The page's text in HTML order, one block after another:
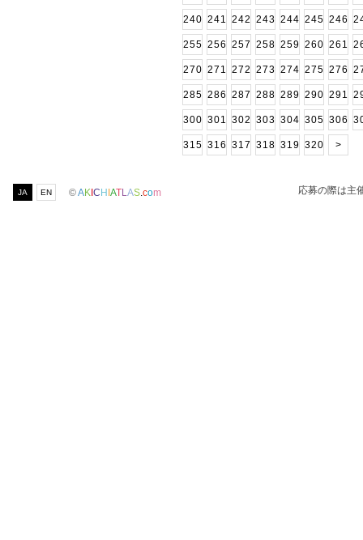
240 241 242 243 244 245 246
255 256 257 258 259 260 261
270 271 272 273 274 275 276
285 286 287 288 289 290 291
300 301 302 303 304 305 306
315 316 317 318 319 320 >
JA EN ©AK C H ATLAS.com 応募の際は主